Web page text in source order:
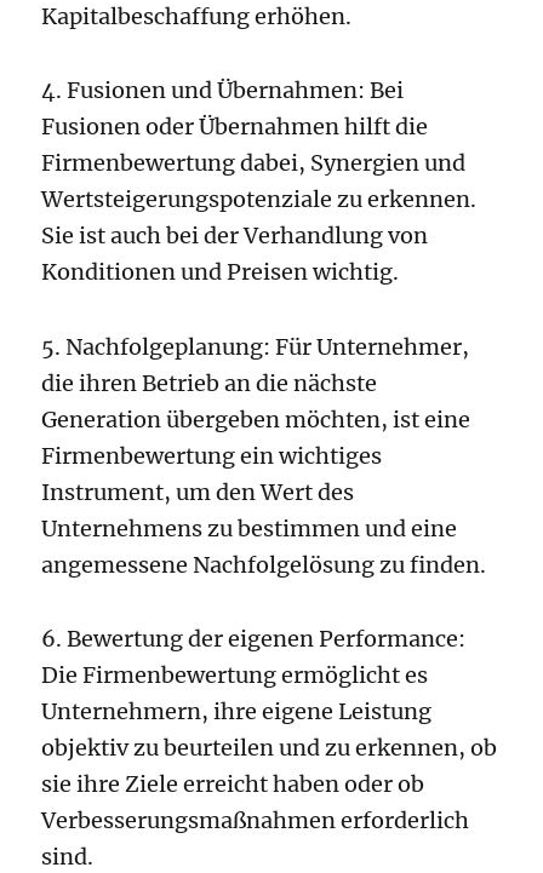
Kapitalbeschaffung erhöhen.
4. Fusionen und Übernahmen: Bei
Fusionen oder Übernahmen hilft die
Firmenbewertung dabei, Synergien und
Wertsteigerungspotenziale zu erkennen.
Sie ist auch bei der Verhandlung von
Konditionen und Preisen wichtig.
5. Nachfolgeplanung: Für Unternehmer,
die ihren Betrieb an die nächste
Generation übergeben möchten, ist eine
Firmenbewertung ein wichtiges
Instrument, um den Wert des
Unternehmens zu bestimmen und eine
angemessene Nachfolgelösung zu finden.
6. Bewertung der eigenen Performance:
Die Firmenbewertung ermöglicht es
Unternehmern, ihre eigene Leistung
objektiv zu beurteilen und zu erkennen, ob
sie ihre Ziele erreicht haben oder ob
Verbesserungsmaßnahmen erforderlich
sind.